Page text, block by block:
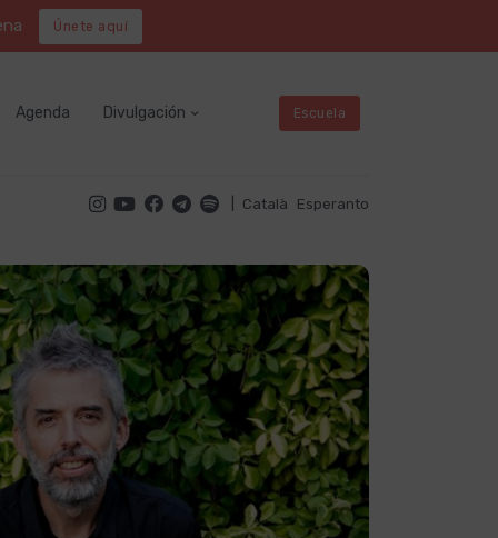
Únete aquí
Agenda Divulgación Escuela
Català Esperanto